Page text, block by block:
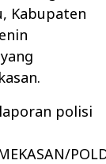
Kabupaten
polisi